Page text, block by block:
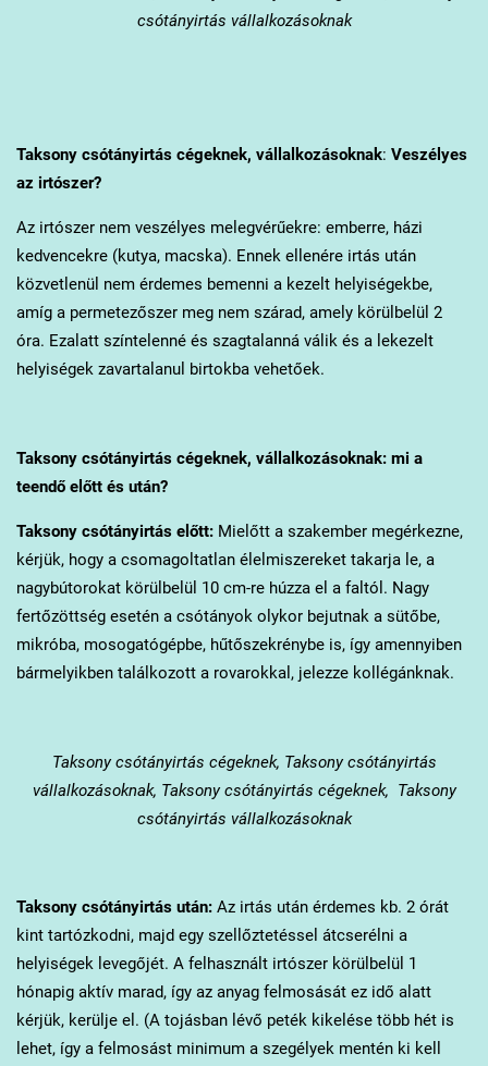
csótányirtás vállalkozásoknak
Taksonycsótányirtás cégeknek, vállalkozásoknak: Veszélyes
az irtószer?
Az irtószer nem veszélyes melegvérűekre: emberre, házi
kedvencekre (kutya, macska). Ennek ellenére irtás után
közvetlenül nem érdemes bemenni a kezelt helyiségekbe,
amíg a permetezőszer meg nem szárad, amely körülbelül 2
óra. Ezalatt színtelenné és szagtalanná válik és a lekezelt
helyiségek zavartalanul birtokba vehetőek.
Taksonycsótányirtás cégeknek, vállalkozásoknak: mi a
teendő előtt és után?
Taksonycsótányirtás előtt:Mielőtt a szakember megérkezne,
kérjük, hogy a csomagoltatlan élelmiszereket takarja le, a
nagybútorokat körülbelül 10 cm-re húzza el a faltól. Nagy
fertőzöttség esetén a csótányok olykor bejutnak a sütőbe,
mikróba, mosogatógépbe, hűtőszekrénybe is, így amennyiben
bármelyikben találkozott a rovarokkal, jelezze kollégánknak.
Taksonycsótányirtás cégeknek, Taksony csótányirtás
vállalkozásoknak, Taksony csótányirtás cégeknek, Taksony
csótányirtás vállalkozásoknak
Taksonycsótányirtás után:Az irtás után érdemes kb. 2 órát
kint tartózkodni, majd egy szellőztetéssel átcserélni a
helyiségek levegőjét. A felhasznált irtószer körülbelül 1
hónapig aktív marad, így az anyag felmosását ez idő alatt
kérjük, kerülje el. (A tojásban lévő peték kikelése több hét is
lehet, így a felmosást minimum a szegélyek mentén ki kell